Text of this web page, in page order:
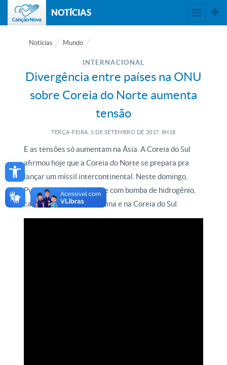
Open toolbar
NOTÍCIAS
Notícias Mundo
INTERNACIONAL
Divergência entre países na ONU
sobre Coreia do Norte aumenta
tensão
TERÇA-FEIRA, 5 DE SETEMBRO DE 2017, 8H18
E as tensões só aumentam na Ásia. A Coreia do Sul
afirmou hoje que a Coreia do Norte se prepara pra
lançar um míssil intercontinental. Neste domingo,
Pyongyang realizou teste com bomba de hidrogênio,
causando tremores na china e na Coreia do Sul.